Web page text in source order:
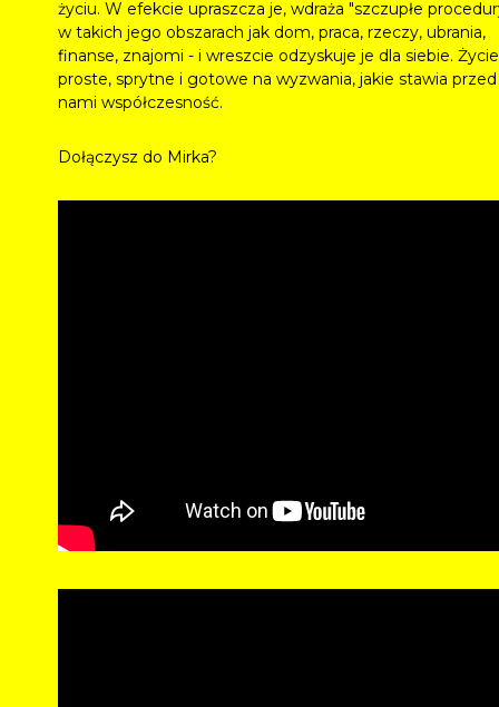
życiu. W efekcie upraszcza je, wdraża "szczupłe
w takich jego obszarach jak dom, praca, rzeczy, ubrania,
finanse, znajomi - i wreszcie odzyskuje je dla siebie. Życie
proste, sprytne i gotowe na wyzwania, jakie stawia przed
nami współczesność.
Dołączysz do Mirka?